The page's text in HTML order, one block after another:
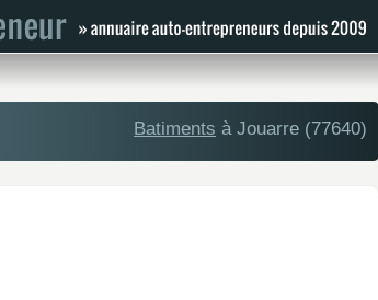
Batiments à Jouarre (77640)